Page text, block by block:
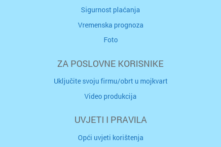
Sigurnost plaćanja
Vremenska prognoza
Foto
ZA POSLOVNE KORISNIKE
Uključite svoju firmu/obrt u mojkvart
Video produkcija
UVJETI I PRAVILA
Opći uvjeti korištenja